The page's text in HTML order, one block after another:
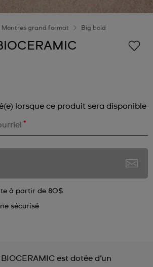
Montres grand format Big bold
lorsque ce produit sera disponible
*
à partir de 80$
sécurisé
est dotée d’un